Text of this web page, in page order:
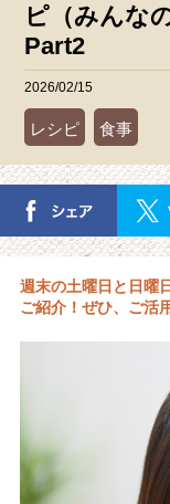
ピ（みんな
Part2
2026/02/15
レシピ 食事
週末の土曜日と日曜
ご紹介！ぜひ、ご活